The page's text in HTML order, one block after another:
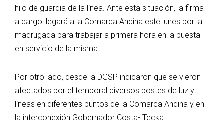
hilo de guardia de la línea. Ante esta situación, la firma
a cargo llegará a la Comarca Andina este lunes por la
madrugada para trabajar a primera hora en la puesta
en servicio de la misma.
Por otro lado, desde la DGSP indicaron que se vieron
afectados por el temporal diversos postes de luz y
líneas en diferentes puntos de la Comarca Andina y en
la interconexión Gobernador Costa- Tecka.